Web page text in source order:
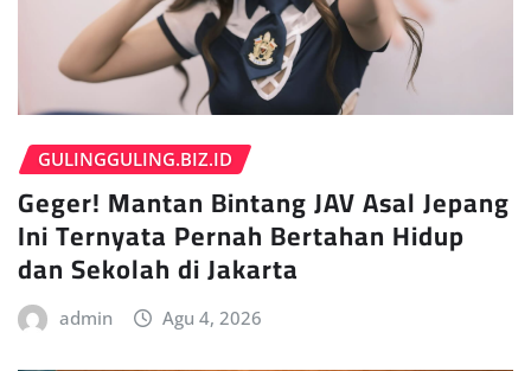
GULINGGULING.BIZ.ID
Geger! Mantan Bintang JAV Asal Jepang
Ini Ternyata Pernah Bertahan Hidup
dan Sekolah di Jakarta
admin Agu 4, 2026